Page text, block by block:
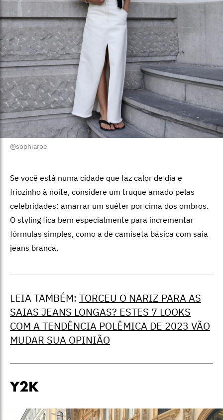
@sophiaroe
Se você está numa cidade que faz calor de dia e
friozinho à noite, considere um truque amado pelas
celebridades: amarrar um suéter por cima dos ombros.
O styling fica bem especialmente para incrementar
fórmulas simples, como a de camiseta básica com saia
jeans branca.
LEIA TAMBÉM: TORCEU O NARIZ PARA AS
SAIAS JEANS LONGAS? ESTES 7 LOOKS
COM A TENDÊNCIA POLÊMICA DE 2023 VÃO
MUDAR SUA OPINIÃO
Y2K